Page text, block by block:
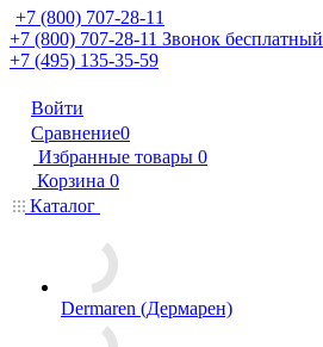
+7 (800) 707-28-11
+7 (800) 707-28-11 Звонок бесплатный
+7 (495) 135-35-59
Войти
Сравнение0
Избранные товары 0
Корзина 0
Каталог
Dermaren (Дермарен)